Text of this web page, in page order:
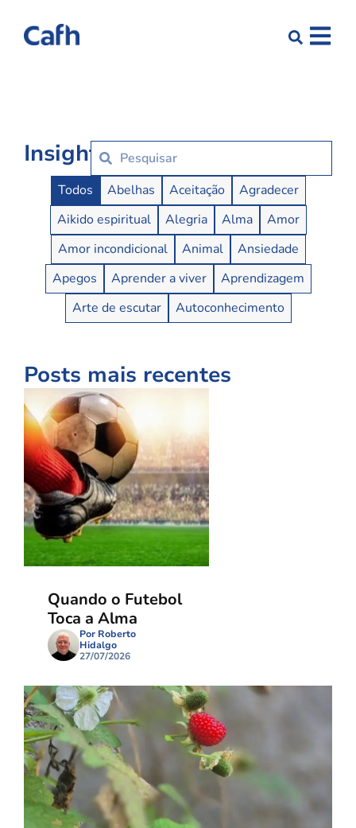
Insights
Insights Buttons
Todos Abelhas Aceitação
Agradecer
Aikido espiritual
Alegria Alma
Amor
Amor incondicional
Animal
Ansiedade
Apegos
Aprender a viver
Aprendizagem
Arte de escutar
Autoconhecimento
Posts mais recentes
Quando o Futebol
Toca a Alma
Por Roberto
Hidalgo
27/07/2026